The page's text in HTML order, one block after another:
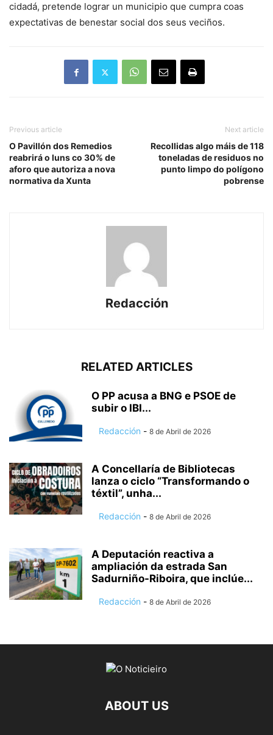
cidadá, pretende lograr un municipio que cumpra coas
expectativas de benestar social dos seus veciños.
Previous article
O Pavillón dos Remedios
reabrirá o luns co 30% de
aforo que autoriza a nova
normativa da Xunta
Next article
Recollidas algo máis de 118
toneladas de residuos no
punto limpo do polígono
pobrense
Redacción
RELATED ARTICLES
O PP acusa a BNG e PSOE de
subir o IBI...
Redacción - 8 de Abril de 2026
A Concellaría de Bibliotecas
lanza o ciclo “Transformando o
téxtil”, unha...
Redacción - 8 de Abril de 2026
A Deputación reactiva a
ampliación da estrada San
Sadurniño-Riboira, que inclúe...
Redacción - 8 de Abril de 2026
ABOUT US